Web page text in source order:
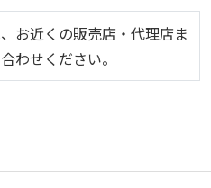
お近くの販売店・代理店ま
わせください。